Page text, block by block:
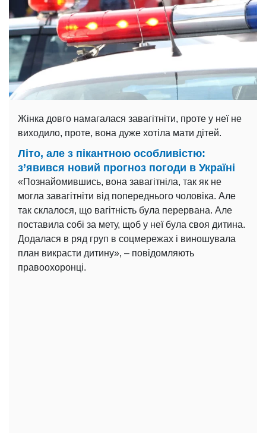
Жінка довго намагалася завагітніти, проте у неї не
виходило, проте, вона дуже хотіла мати дітей.
Літо, але з пікантною особливістю:
з’явився новий прогноз погоди в Україні
«Познайомившись, вона завагітніла, так як не
могла завагітніти від попереднього чоловіка. Але
так склалося, що вагітність була перервана. Але
поставила собі за мету, щоб у неї була своя дитина.
Додалася в ряд груп в соцмережах і виношувала
план викрасти дитину», – повідомляють
правоохоронці.